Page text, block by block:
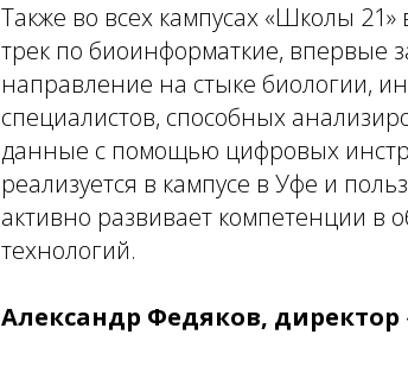
Также во всех кампусах «Школы
трек по биоинформаткие, впервые
направление на стыке биологии,
специалистов, способных
данные с помощью цифровых
реализуется в кампусе в Уфе и
активно развивает компетенции в
технологий.
Александр Федяков,